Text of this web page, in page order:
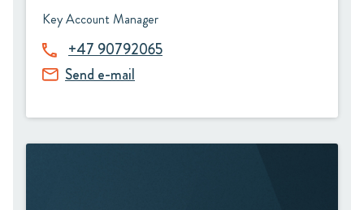
Key Account Manager
+47 90792065
Send e-mail